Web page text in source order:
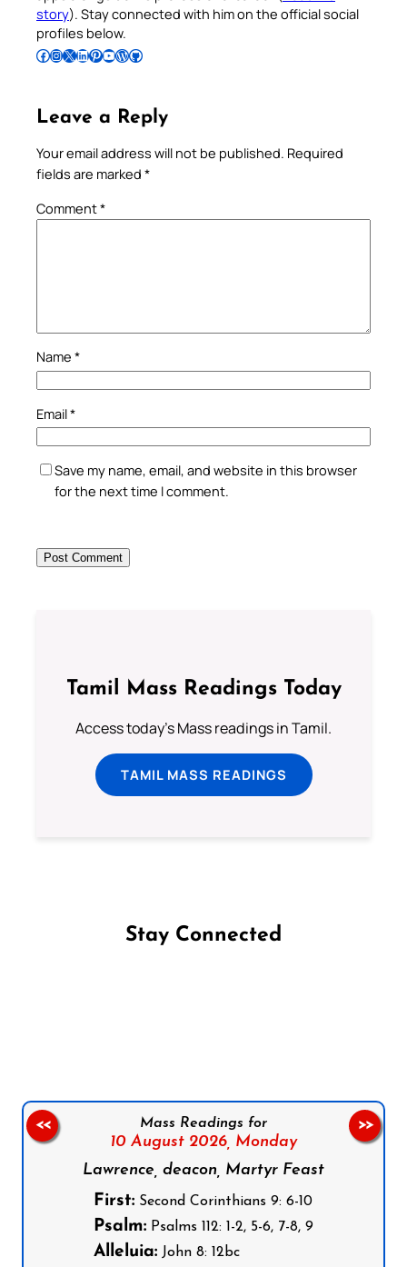
story). Stay connected with him on the official social
profiles below.
Follow Pradeep on Facebook Follow Pradeep on InstagramFollow Pradeep on X Follow Pradeep on LinkedIn Follow Pradeep on Pinterest Subscribe to Pradeep’s Youtube Channel Follow Pradeep on WordPress Follow Pradeep on GitHub
Leave a Reply
Your email address will not be published. Required
fields are marked *
Comment*
Name *
Email*
Save my name, email, and website in this browser
for the next time I comment.
Tamil Mass Readings Today
Access today's Mass readings in Tamil.
TAMIL MASS READINGS
Stay Connected
Mass Readings for
10 August 2026, Monday
Lawrence, deacon, Martyr Feast
First: Second Corinthians 9: 6-10
Psalm: Psalms 112: 1-2, 5-6, 7-8, 9
Alleluia: John 8: 12bc
<< >>